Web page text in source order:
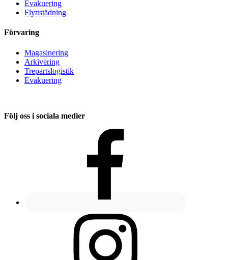
Evakuering
Flyttstädning
Förvaring
Magasinering
Arkivering
Trepartslogistik
Evakuering
Följ oss i sociala medier